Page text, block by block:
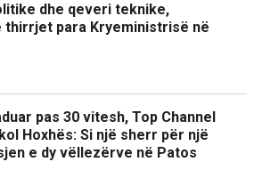
dhe qeveri teknike,
para Kryeministrisë në
pas 30 vitesh, Top Channel
Hoxhës: Si një sherr për një
e dy vëllezërve në Patos